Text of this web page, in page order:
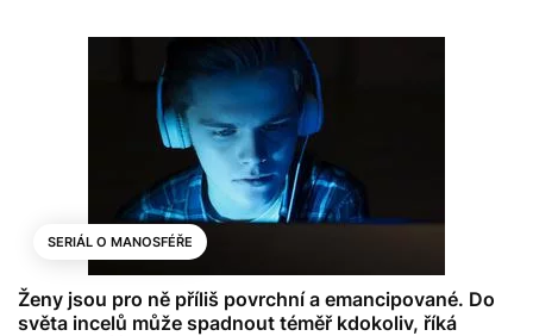
SERIÁL O MANOSFÉŘE
Ženy jsou pro ně příliš povrchní a emancipované. Do
světa incelů může spadnout téměř kdokoliv, říká